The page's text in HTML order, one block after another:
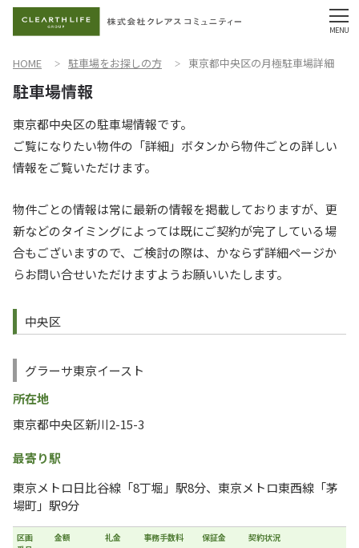
HOME 駐車場をお探しの方 東京都中央区の月極駐車場詳細
東京都中央区の駐車場情報です。
ご覧になりたい物件の「詳細」ボタンから物件ごとの詳しい
情報をご覧いただけます。
物件ごとの情報は常に最新の情報を掲載しておりますが、更
新などのタイミングによっては既にご契約が完了している場
合もございますので、ご検討の際は、かならず詳細ページか
らお問い合せいただけますようお願いいたします。
中央区
グラーサ東京イースト
所在地
東京都中央区新川2-15-3
最寄り駅
東京メトロ日比谷線「8丁堀」駅8分、東京メトロ東西線「茅
場町」駅9分
区画
金額 礼金 事務手数料 保証金 契約状況